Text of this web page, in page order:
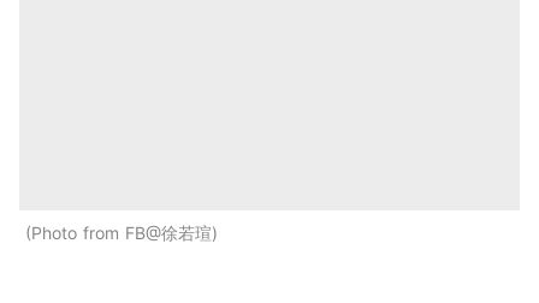
Photo from FB@徐若瑄